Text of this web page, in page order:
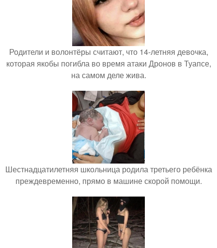
Родители и волонтёры считают, что 14-летняя девочка,
которая якобы погибла во время атаки Дронов в Туапсе,
на самом деле жива.
Шестнадцатилетняя школьница родила третьего ребёнка
преждевременно, прямо в машине скорой помощи.